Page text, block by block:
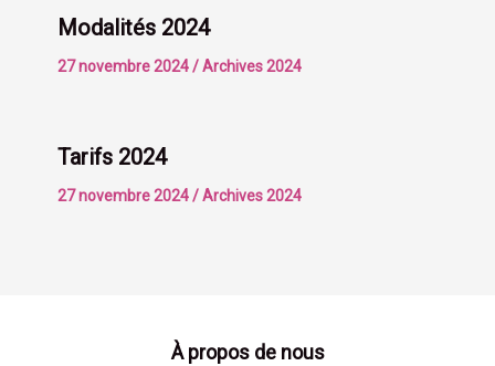
Modalités 2024
27 novembre 2024/Archives 2024
Tarifs 2024
27 novembre 2024/Archives 2024
À propos de nous